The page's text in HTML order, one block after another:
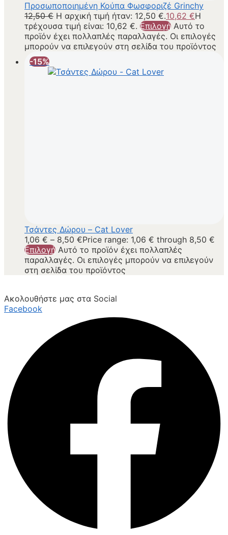
Προσωποποιημένη Κούπα Φωσφοριζέ Grinchy
12,50€ Η αρχική τιμή ήταν: 12,50 €.10,62 €Η
τρέχουσα τιμή είναι: 10,62 €. Επιλογή Αυτό το
προϊόν έχει πολλαπλές παραλλαγές. Οι επιλογές
μπορούν να επιλεγούν στη σελίδα του προϊόντος
-15%
Τσάντες Δώρου – Cat Lover
1,06 € – 8,50 €Price range: 1,06 € through 8,50 €
Επιλογή Αυτό το προϊόν έχει πολλαπλές
παραλλαγές. Οι επιλογές μπορούν να επιλεγούν
στη σελίδα του προϊόντος
Ακολουθήστε μας στα Social
Facebook